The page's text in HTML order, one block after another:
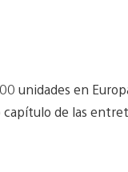
unidades en
de las